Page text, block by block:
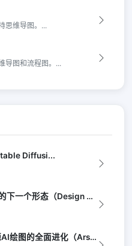
思维导图。...
导图和流程图。...
Diffusi...
tldraw与AI白板：可视化思考的下一个形态（Design Milk）
Stable Diffusion 4评测：开源AI绘图的全面进化（Ars Tec...